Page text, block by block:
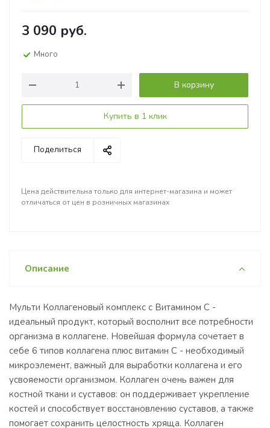
3 090 руб.
Много
В корзину
Купить в 1 клик
Поделиться
Цена действительна только для интернет-магазина и может
отличаться от цен в розничных магазинах
Описание
Мульти Коллагеновый комплекс c Витамином С -
идеальный продукт, который восполнит все потребности
организма в коллагене. Новейшая формула сочетает в
себе 6 типов коллагена плюс витамин С - необходимый
микроэлемент, важный для выработки коллагена и его
усвояемости организмом. Коллаген очень важен для
костной ткани и суставов: он поддерживает укрепление
костей и способствует восстановлению суставов, а также
помогает сохранить целостность хряща. Коллаген